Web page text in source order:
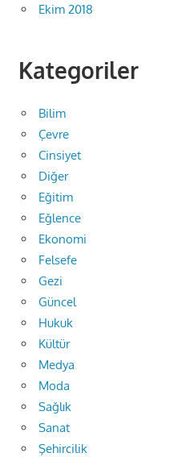
Ekim 2018
Kategoriler
Bilim
Çevre
Cinsiyet
Diğer
Eğitim
Eğlence
Ekonomi
Felsefe
Gezi
Güncel
Hukuk
Kültür
Medya
Moda
Sağlık
Sanat
Şehircilik